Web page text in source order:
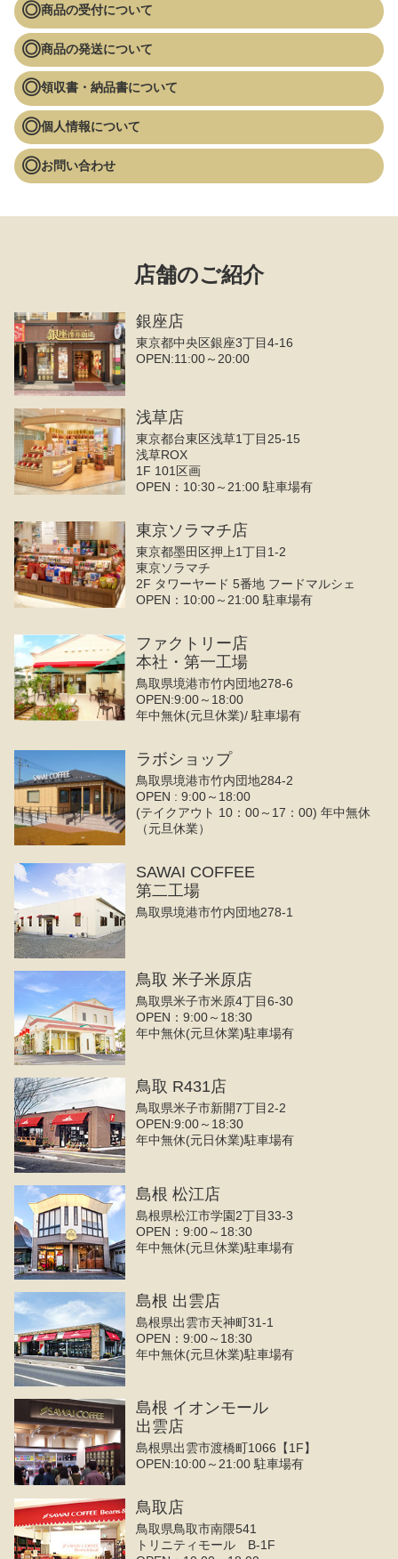
商品の受付について
商品の発送について
領収書・納品書について
個人情報について
お問い合わせ
店舗のご紹介
銀座店
東京都中央区銀座3丁目4‐16
OPEN:11:00～20:00
浅草店
東京都台東区浅草1丁目25-15
浅草ROX
1F 101区画
OPEN：10:30～21:00 駐車場有
東京ソラマチ店
東京都墨田区押上1丁目1-2
東京ソラマチ
2F タワーヤード 5番地 フードマルシェ
OPEN：10:00～21:00 駐車場有
ファクトリー店
本社・第一工場
鳥取県境港市竹内団地278-6
OPEN:9:00～18:00
年中無休(元旦休業)/ 駐車場有
ラボショップ
鳥取県境港市竹内団地284-2
OPEN : 9:00～18:00
(テイクアウト 10：00～17：00) 年中無休
（元旦休業）
SAWAI COFFEE
第二工場
鳥取県境港市竹内団地278-1
鳥取 米子米原店
鳥取県米子市米原4丁目6-30
OPEN：9:00～18:30
年中無休(元旦休業)駐車場有
鳥取 R431店
鳥取県米子市新開7丁目2-2
OPEN:9:00～18:30
年中無休(元日休業)駐車場有
島根 松江店
島根県松江市学園2丁目33-3
OPEN：9:00～18:30
年中無休(元旦休業)駐車場有
島根 出雲店
島根県出雲市天神町31-1
OPEN：9:00～18:30
年中無休(元旦休業)駐車場有
島根 イオンモール
出雲店
島根県出雲市渡橋町1066【1F】
OPEN:10:00～21:00 駐車場有
鳥取店
鳥取県鳥取市南隈541
トリニティモール B-1F